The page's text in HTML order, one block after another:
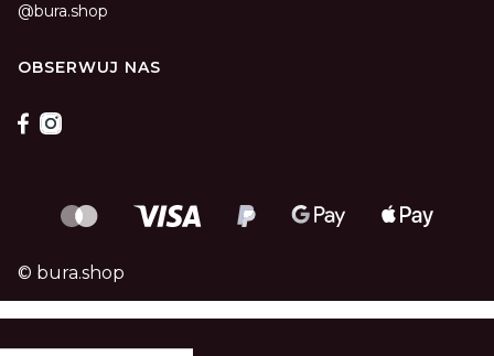
@bura.shop
OBSERWUJ NAS
© bura.shop